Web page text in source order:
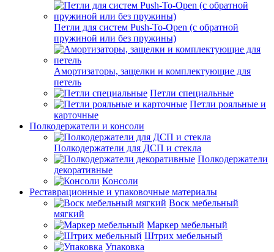
Петли для систем Push-To-Open (с обратной
пружиной или без пружины)
Амортизаторы, защелки и комплектующие для
петель
Петли специальные
Петли рояльные и
карточные
Полкодержатели и консоли
Полкодержатели для ДСП и стекла
Полкодержатели
декоративные
Консоли
Реставрационные и упаковочные материалы
Воск мебельный
мягкий
Маркер мебельный
Штрих мебельный
Упаковка